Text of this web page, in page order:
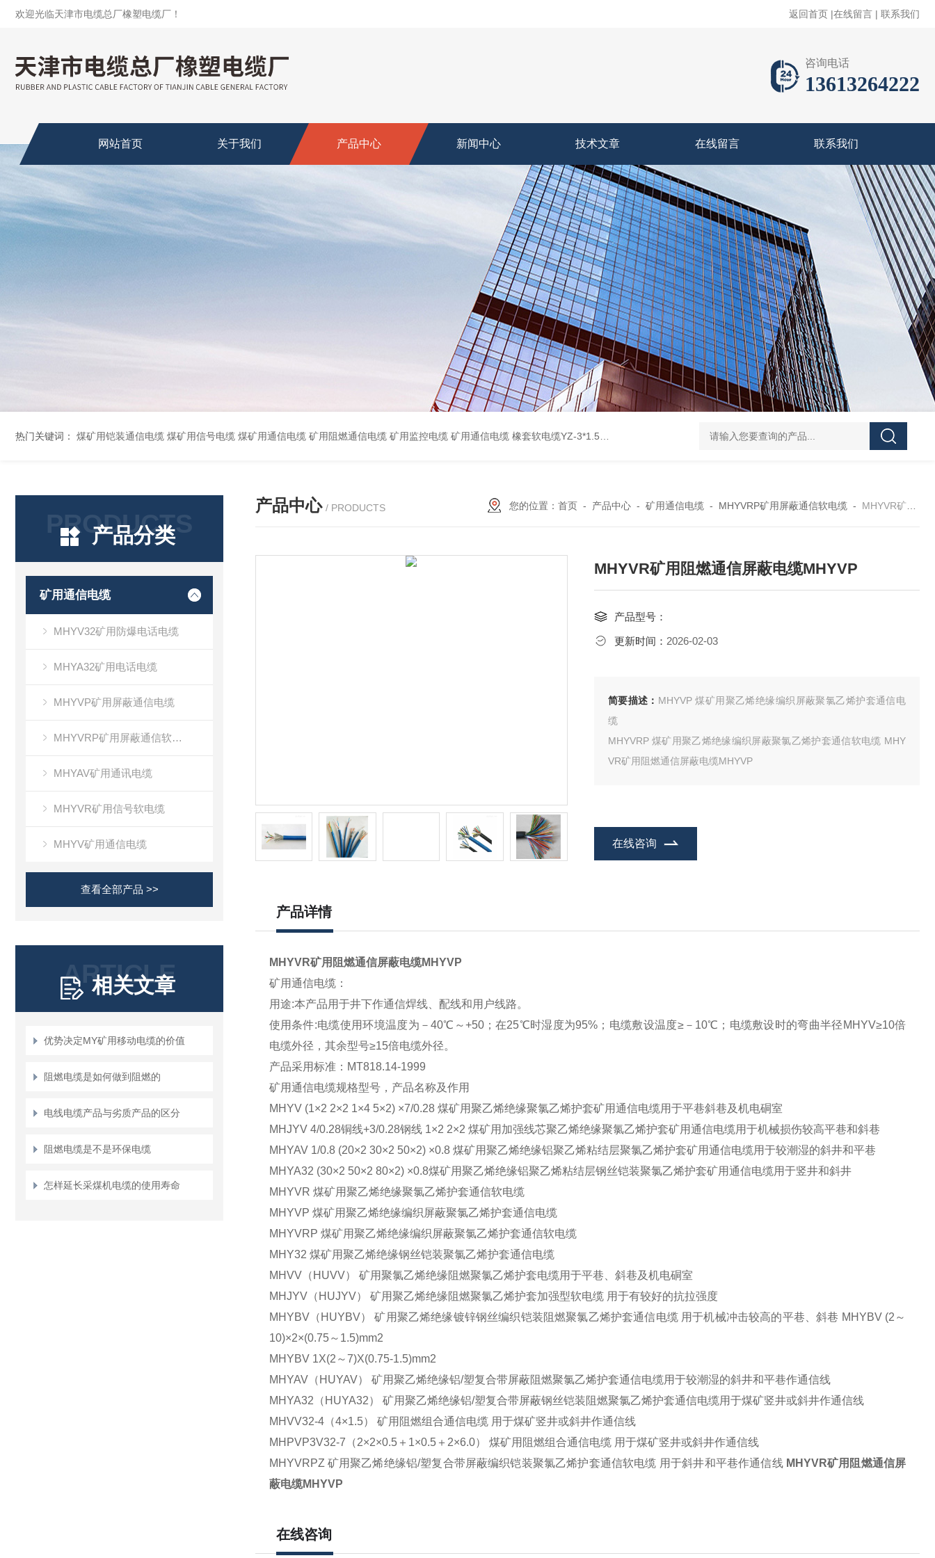
欢迎光临天津市电缆总厂橡塑电缆厂！ 返回首页 |在线留言 | 联系我们
咨询电话
13613264222
网站首页 关于我们 产品中心 新闻中心 技术文章 在线留言 联系我们
热门关键词： 煤矿用铠装通信电缆 煤矿用信号电缆 煤矿用通信电缆 矿用阻燃通信电缆 矿用监控电缆 矿用通信电缆 橡套软电缆YZ-3*1.5+1 YCW橡胶电缆3*10+1*6 船用橡套软电缆CEFR-3*2.5 煤矿用移动橡套软电缆MY3*4+1*4 阻燃屏蔽计算机电缆ZR-DJYPVP 2*2*0.75 ZR-DJYVP阻燃计算机电缆3*2*1.0 矿用阻燃控制电缆MKYJV-3*1.5 铠装阻燃矿用控制电缆MKYJV32 MKYJVP22矿用屏蔽铠装控制电缆 防水橡套扁电缆JHSB-3*4 专业厂家 MY-0.38/0.66kv矿用阻燃橡套电缆
PRODUCTS
产品分类
矿用通信电缆
MHYV32矿用防爆电话电缆
MHYA32矿用电话电缆
MHYVP矿用屏蔽通信电缆
MHYVRP矿用屏蔽通信软电缆
MHYAV矿用通讯电缆
MHYVR矿用信号软电缆
MHYV矿用通信电缆
查看全部产品 >>
ARTICLE
相关文章
优势决定MY矿用移动电缆的价值
阻燃电缆是如何做到阻燃的
电线电缆产品与劣质产品的区分
阻燃电缆是不是环保电缆
怎样延长采煤机电缆的使用寿命
产品中心 / PRODUCTS 您的位置： 首页- 产品中心- 矿用通信电缆- MHYVRP矿用屏蔽通信软电缆- MHYVR矿用阻燃通信屏蔽电缆MHYVP
MHYVR矿用阻燃通信屏蔽电缆MHYVP
产品型号：
更新时间： 2026-02-03
简要描述： MHYVP 煤矿用聚乙烯绝缘编织屏蔽聚氯乙烯护套通信电
缆
MHYVRP 煤矿用聚乙烯绝缘编织屏蔽聚氯乙烯护套通信软电缆 MHY
VR矿用阻燃通信屏蔽电缆MHYVP
在线咨询
产品详情
MHYVR矿用阻燃通信屏蔽电缆MHYVP
矿用通信电缆：
用途:本产品用于井下作通信焊线、配线和用户线路。
使用条件:电缆使用环境温度为－40℃～+50；在25℃时湿度为95%；电缆敷设温度≥－10℃；电缆敷设时的弯曲半径MHYV≥10倍
电缆外径，其余型号≥15倍电缆外径。
产品采用标准：MT818.14-1999
矿用通信电缆规格型号，产品名称及作用
MHYV (1×2 2×2 1×4 5×2) ×7/0.28 煤矿用聚乙烯绝缘聚氯乙烯护套矿用通信电缆用于平巷斜巷及机电硐室
MHJYV 4/0.28铜线+3/0.28钢线 1×2 2×2 煤矿用加强线芯聚乙烯绝缘聚氯乙烯护套矿用通信电缆用于机械损伤较高平巷和斜巷
MHYAV 1/0.8 (20×2 30×2 50×2) ×0.8 煤矿用聚乙烯绝缘铝聚乙烯粘结层聚氯乙烯护套矿用通信电缆用于较潮湿的斜井和平巷
MHYA32 (30×2 50×2 80×2) ×0.8煤矿用聚乙烯绝缘铝聚乙烯粘结层钢丝铠装聚氯乙烯护套矿用通信电缆用于竖井和斜井
MHYVR 煤矿用聚乙烯绝缘聚氯乙烯护套通信软电缆
MHYVP 煤矿用聚乙烯绝缘编织屏蔽聚氯乙烯护套通信电缆
MHYVRP 煤矿用聚乙烯绝缘编织屏蔽聚氯乙烯护套通信软电缆
MHY32 煤矿用聚乙烯绝缘钢丝铠装聚氯乙烯护套通信电缆
MHVV（HUVV） 矿用聚氯乙烯绝缘阻燃聚氯乙烯护套电缆用于平巷、斜巷及机电硐室
MHJYV（HUJYV） 矿用聚乙烯绝缘阻燃聚氯乙烯护套加强型软电缆 用于有较好的抗拉强度
MHYBV（HUYBV） 矿用聚乙烯绝缘镀锌钢丝编织铠装阻燃聚氯乙烯护套通信电缆 用于机械冲击较高的平巷、斜巷 MHYBV (2～
10)×2×(0.75～1.5)mm2
MHYBV 1X(2～7)X(0.75-1.5)mm2
MHYAV（HUYAV） 矿用聚乙烯绝缘铝/塑复合带屏蔽阻燃聚氯乙烯护套通信电缆用于较潮湿的斜井和平巷作通信线
MHYA32（HUYA32） 矿用聚乙烯绝缘铝/塑复合带屏蔽钢丝铠装阻燃聚氯乙烯护套通信电缆用于煤矿竖井或斜井作通信线
MHVV32-4（4×1.5） 矿用阻燃组合通信电缆 用于煤矿竖井或斜井作通信线
MHPVP3V32-7（2×2×0.5＋1×0.5＋2×6.0） 煤矿用阻燃组合通信电缆 用于煤矿竖井或斜井作通信线
MHYVRPZ 矿用聚乙烯绝缘铝/塑复合带屏蔽编织铠装聚氯乙烯护套通信软电缆 用于斜井和平巷作通信线 MHYVR矿用阻燃通信屏
蔽电缆MHYVP
在线咨询